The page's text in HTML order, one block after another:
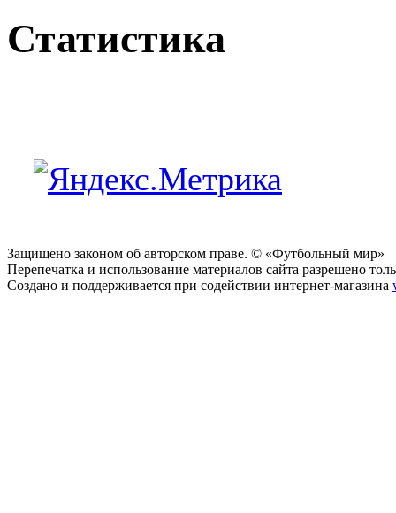
Статистика
Защищено законом об авторском праве. © «Футбольный мир»
Перепечатка и использование материалов сайта разрешено
Создано и поддерживается при содействии интернет-магазина